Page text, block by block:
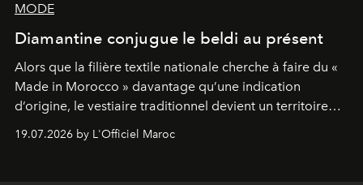
MODE
Diamantine conjugue le beldi au présent
Alors que la filière textile nationale cherche à faire du «
Made in Morocco » davantage qu’une indication
d’origine, le vestiaire traditionnel devient un territoire
d’expérimentation. Avec Néo Beldi, Diamantine en
révise les proportions et les usages pour l’inscrire dans
19.07.2026 by L'Officiel Maroc